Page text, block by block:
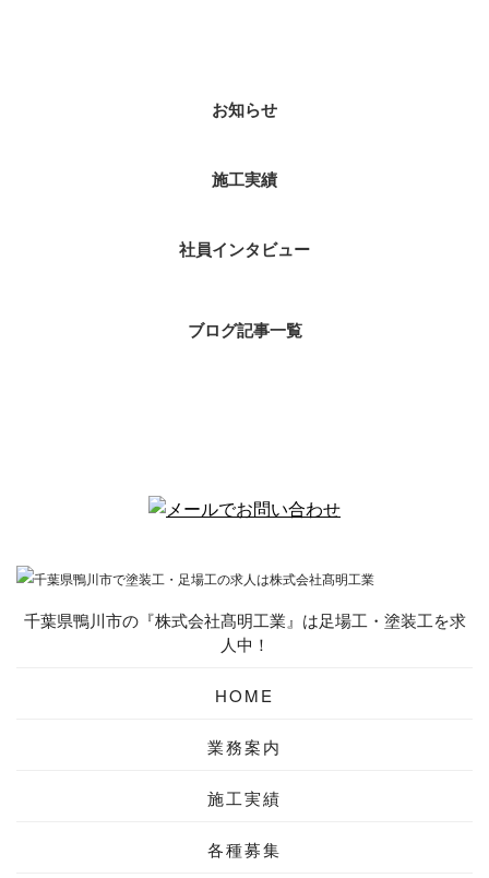
お知らせ
施工実績
社員インタビュー
ブログ記事一覧
千葉県鴨川市の『株式会社髙明工業』は足場工・塗装工を求
人中！
HOME
業務案内
施工実績
各種募集